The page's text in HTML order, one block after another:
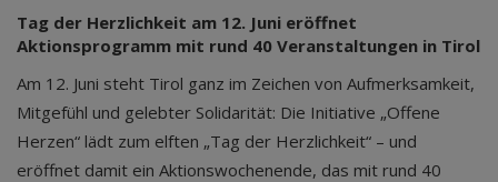
Tag der Herzlichkeit am 12. Juni eröffnet
Aktionsprogramm mit rund 40 Veranstaltungen in Tirol
Am 12. Juni steht Tirol ganz im Zeichen von Aufmerksamkeit,
Mitgefühl und gelebter Solidarität: Die Initiative „Offene
Herzen“ lädt zum elften „Tag der Herzlichkeit“ – und
eröffnet damit ein Aktionswochenende, das mit rund 40